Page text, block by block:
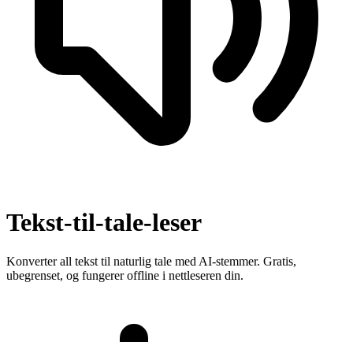
Tekst-til-tale-leser
Konverter all tekst til naturlig tale med AI-stemmer. Gratis,
ubegrenset, og fungerer offline i nettleseren din.